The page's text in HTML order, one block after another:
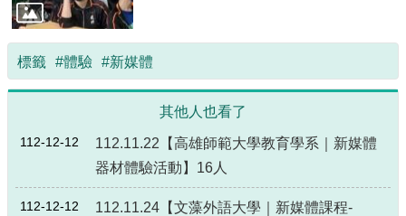
局
長
信
箱
詞
Facebook
標籤 #體驗 #新媒體
其他人也看了
112-12-12
112.11.22【高雄師範大學教育學系｜新媒體
器材體驗活動】16人
112-12-12
112.11.24【文藻外語大學｜新媒體課程-